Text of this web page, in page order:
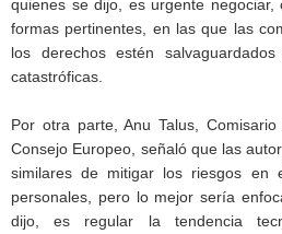
quienes se dijo, es urgente
formas pertinentes, en las que las
los derechos estén
catastróficas.
Por otra parte, Anu Talus,
Consejo Europeo, señaló que las
similares de mitigar los riesgos en
personales, pero lo mejor sería
dijo, es regular la tendencia